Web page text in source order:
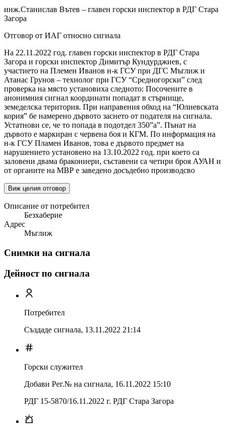
инж.Станислав Вътев – главен горски инспектор в РДГ Стара
Загора
Отговор от ИАГ относно сигнала
На 22.11.2022 год. главен горски инспектор в РДГ Стара
Загора и горски инспектор Димитър Кундурджиев, с
участието на Племен Иванов н-к ГСУ при ДГС Мъглиж и
Атанас Грунов – технолог при ГСУ “Средногорски” след
проверка на място установиха следното: Посочените в
анонимния сигнал координати попадат в стърнище,
земеделска територия. При направения обход на “Юлиевската
кория” бе намерено дървото заснето от подателя на сигнала.
Устатнови се, че то попада в подотдел 350”а”. Пънат на
дървото е маркиран с червена боя и КГМ. По информация на
н-к ГСУ Пламен Иванов, това е дървото предмет на
нарушението установено на 13.10.2022 год. при което са
заловени двама бракониери, съставени са четири броя АУАН и
от органите на МВР е заведено досъдебно производсво
Виж целия отговор
Описание от потребител
Безхаберие
Адрес
Мъглиж
Снимки на сигнала
Дейност по сигнала
Потребител
Създаде сигнала, 13.11.2022 21:14
Горски служител
Добави Рег.№ на сигнала, 16.11.2022 15:10
РДГ 15-5870/16.11.2022 г. РДГ Стара Загора